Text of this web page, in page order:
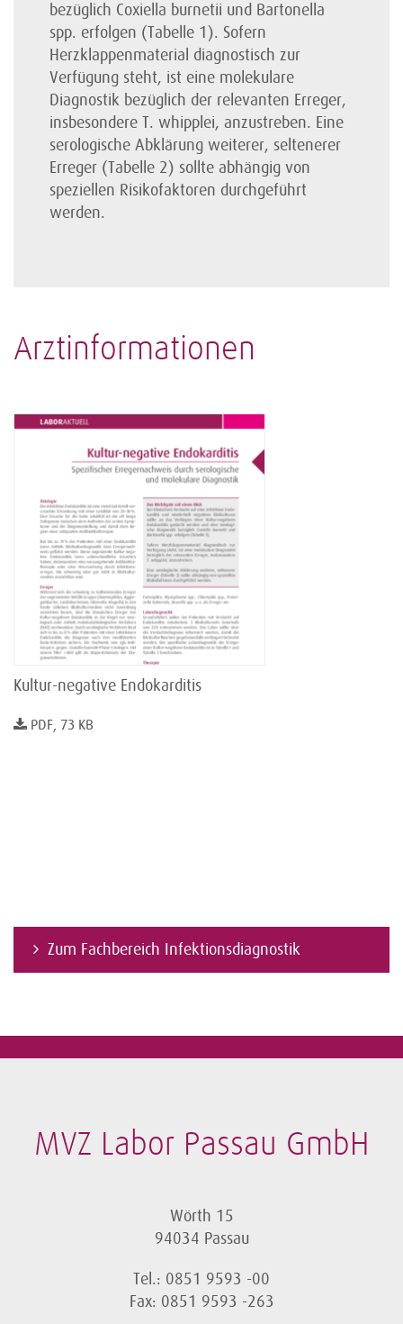
bezüglich Coxiella burnetii und Bartonella
spp. erfolgen (Tabelle 1). Sofern
Herzklappenmaterial diagnostisch zur
Verfügung steht, ist eine molekulare
Diagnostik bezüglich der relevanten Erreger,
insbesondere T. whipplei, anzustreben. Eine
serologische Abklärung weiterer, seltenerer
Erreger (Tabelle 2) sollte abhängig von
speziellen Risikofaktoren durchgeführt
werden.
Arztinformationen
Kultur-negative Endokarditis
PDF, 73 KB
Zum Fachbereich Infektionsdiagnostik
MVZ Labor Passau GmbH
Wörth 15
94034 Passau
Tel.: 0851 9593 -00
Fax: 0851 9593 -263